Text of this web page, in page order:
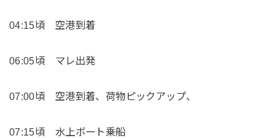
04:15頃 空港到着
06:05頃 マレ出発
07:00頃 空港到着、荷物ピックアップ、
07:15頃 水上ボート乗船